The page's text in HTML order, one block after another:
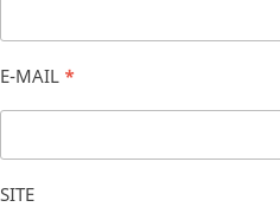
E-MAIL *
SITE